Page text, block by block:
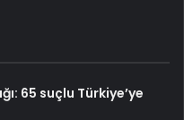
65 suçlu Türkiye’ye